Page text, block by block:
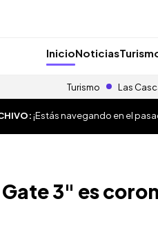
InicioNoticias
Turismo Las
¡Estás navegando en el
3" es